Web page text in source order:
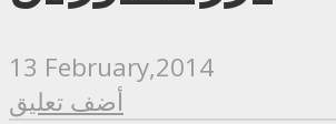
13 February,2014
أضف تعليق